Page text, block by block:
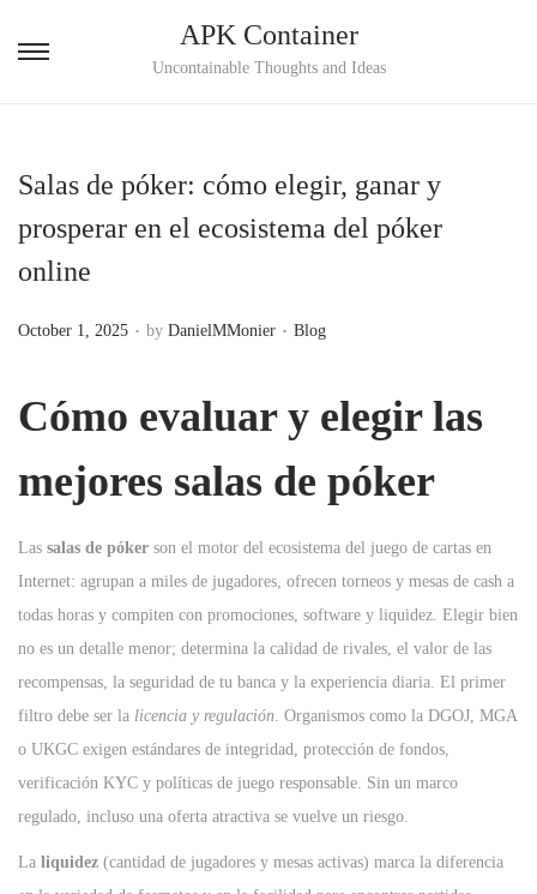
S
o
v
a
S
o
n
n
APK Container
Uncontainable Thoughts and Ideas
Salas de póker: cómo elegir, ganar y
prosperar en el ecosistema del póker
online
P
t
d
October 1, 2025 . by DanielMMonier . P
t
e
d
Blog
Cómo evaluar y elegir las
mejores salas de póker
Las salas de póker son el motor del ecosistema del juego de cartas en
Internet: agrupan a miles de jugadores, ofrecen torneos y mesas de cash a
todas horas y compiten con promociones, software y liquidez. Elegir bien
no es un detalle menor; determina la calidad de rivales, el valor de las
recompensas, la seguridad de tu banca y la experiencia diaria. El primer
filtro debe ser la licencia y regulación. Organismos como la DGOJ, MGA
o UKGC exigen estándares de integridad, protección de fondos,
verificación KYC y políticas de juego responsable. Sin un marco
regulado, incluso una oferta atractiva se vuelve un riesgo.
La liquidez (cantidad de jugadores y mesas activas) marca la diferencia